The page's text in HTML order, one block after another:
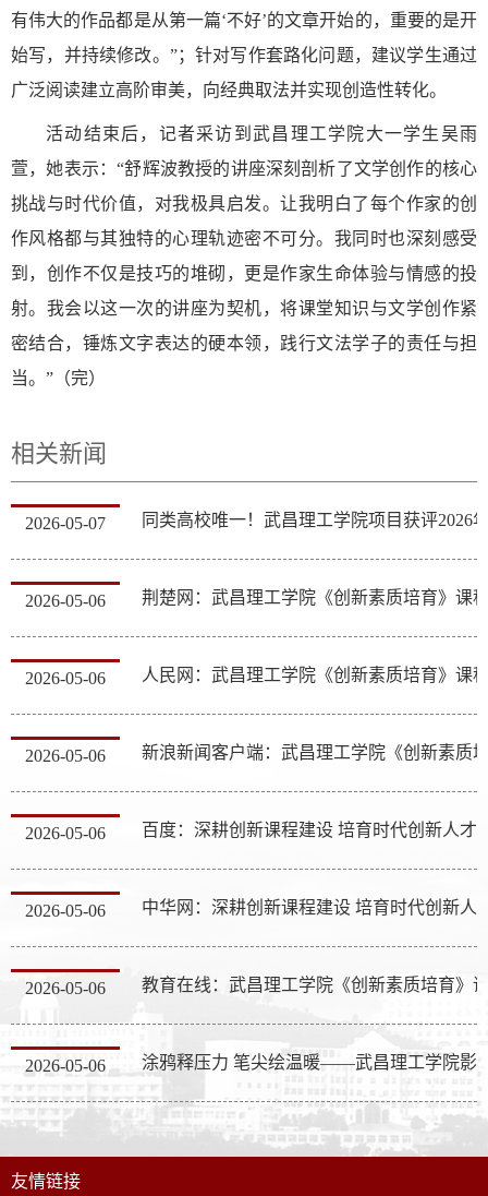
有伟大的作品都是从第一篇‘不好’的文章开始的，重要的是开
始写，并持续修改。”；针对写作套路化问题，建议学生通过
广泛阅读建立高阶审美，向经典取法并实现创造性转化。
活动结束后，记者采访到武昌理工学院大一学生吴雨
萱，她表示：“舒辉波教授的讲座深刻剖析了文学创作的核心
挑战与时代价值，对我极具启发。让我明白了每个作家的创
作风格都与其独特的心理轨迹密不可分。我同时也深刻感受
到，创作不仅是技巧的堆砌，更是作家生命体验与情感的投
射。我会以这一次的讲座为契机，将课堂知识与文学创作紧
密结合，锤炼文字表达的硬本领，践行文法学子的责任与担
当。”（完）
相关新闻
2026-05-07
2026-05-06
2026-05-06
2026-05-06
2026-05-06
2026-05-06
2026-05-06
2026-05-06
友情链接